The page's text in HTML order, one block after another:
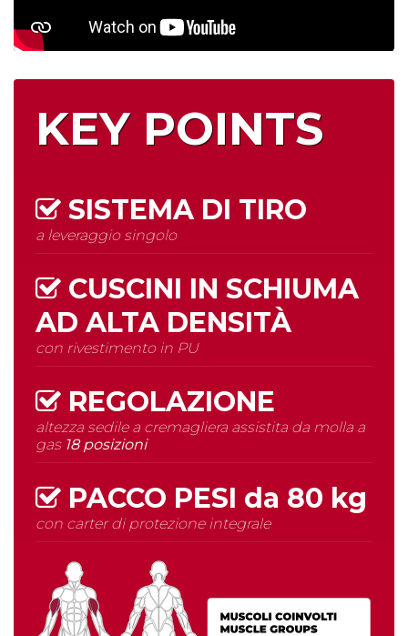
KEY POINTS
SISTEMA DI TIRO
a leveraggio singolo
CUSCINI IN SCHIUMA
AD ALTA DENSITÀ
con rivestimento in PU
REGOLAZIONE
altezza sedile a cremagliera assistita da molla a
gas 18 posizioni
PACCO PESI da 80 kg
con carter di protezione integrale